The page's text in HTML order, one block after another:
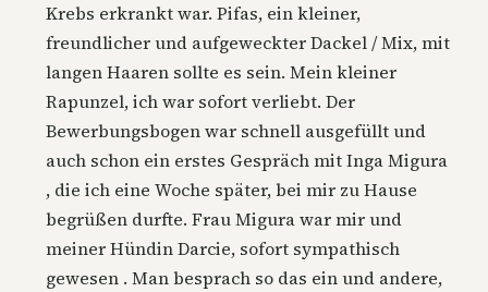
Krebs erkrankt war. Pifas, ein kleiner,
freundlicher und aufgeweckter Dackel / Mix, mit
langen Haaren sollte es sein. Mein kleiner
Rapunzel, ich war sofort verliebt. Der
Bewerbungsbogen war schnell ausgefüllt und
auch schon ein erstes Gespräch mit Inga Migura
, die ich eine Woche später, bei mir zu Hause
begrüßen durfte. Frau Migura war mir und
meiner Hündin Darcie, sofort sympathisch
gewesen . Man besprach so das ein und andere,